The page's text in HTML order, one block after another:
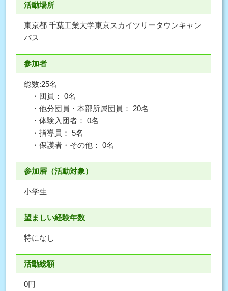
活動場所
東京都 千葉工業大学東京スカイツリータウンキャン
パス
参加者
総数:25名
・団員： 0名
・他分団員・本部所属団員： 20名
・体験入団者： 0名
・指導員： 5名
・保護者・その他： 0名
参加層（活動対象）
小学生
望ましい経験年数
特になし
活動総額
0円